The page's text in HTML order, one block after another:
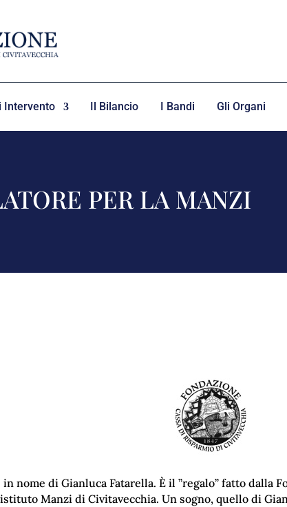
Intervento Il Bilancio I Bandi Gli Organi
PER LA MANZI
nome di Gianluca Fatarella. È il ”regalo” fatto dalla
Manzi di Civitavecchia. Un sogno, quello di